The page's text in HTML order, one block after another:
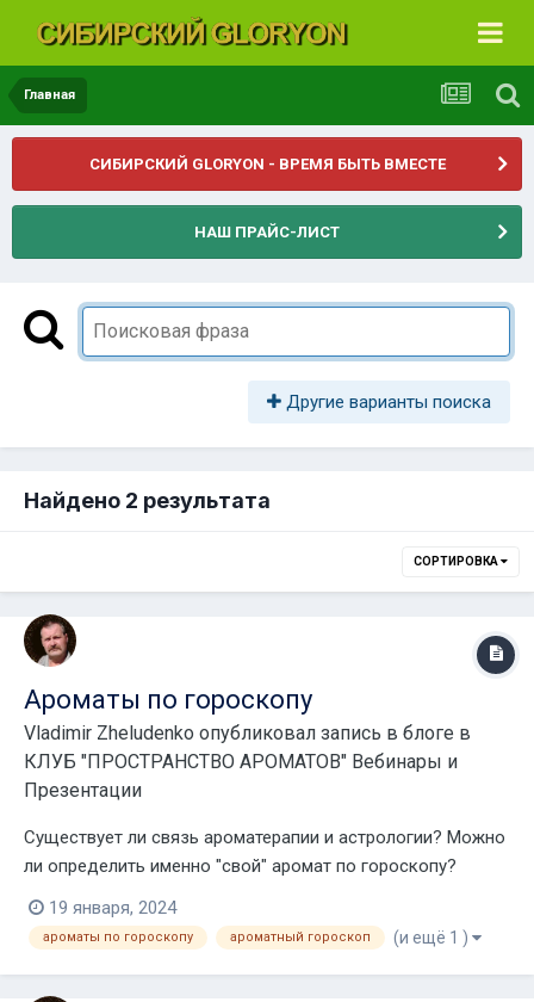
Главная
СИБИРСКИЙ GLORYON - ВРЕМЯ БЫТЬ ВМЕСТЕ
НАШ ПРАЙС-ЛИСТ
Другие варианты поиска
Найдено 2 результата
СОРТИРОВКА
Ароматы по гороскопу
Vladimir Zheludenko опубликовал запись в блоге в
КЛУБ "ПРОСТРАНСТВО АРОМАТОВ" Вебинары и
Презентации
Существует ли связь ароматерапии и астрологии? Можно
ли определить именно "свой" аромат по гороскопу?
Современные астрологи утверждают, что обладают
сокровенными знаниями по части, касающейся перечня
эфирных масел, подходящих каждому из знаков Зодиака.
Проведенные ароматерапевтами тесты во многом по...
19 января, 2024
ароматы по гороскопу ароматный гороскоп (и ещё 1 )